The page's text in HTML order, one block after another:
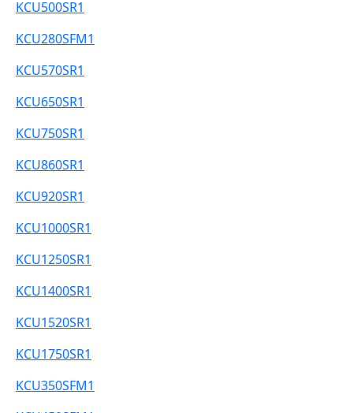
KCU500SR1
KCU280SFM1
KCU570SR1
KCU650SR1
KCU750SR1
KCU860SR1
KCU920SR1
KCU1000SR1
KCU1250SR1
KCU1400SR1
KCU1520SR1
KCU1750SR1
KCU350SFM1